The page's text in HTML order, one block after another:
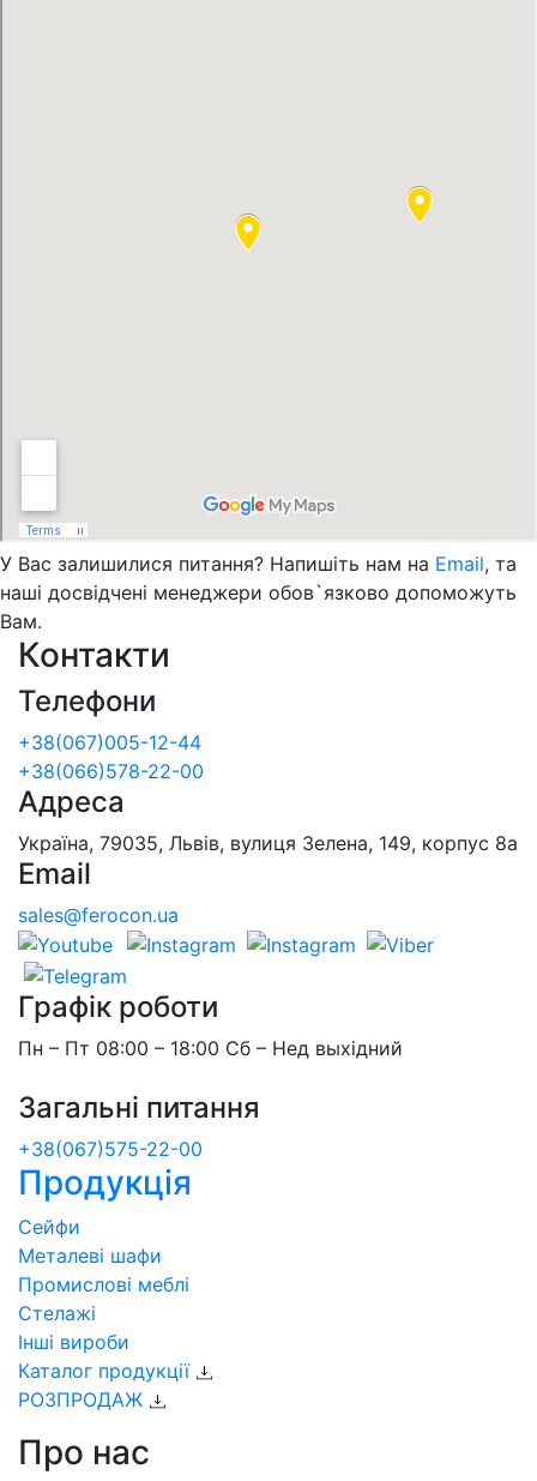
У Вас залишилися питання? Напишіть нам на Email, та
наші досвідчені менеджери обов`язково допоможуть
Вам.
Контакти
Телефони
+38(067)005-12-44
+38(066)578-22-00
Адреса
Україна, 79035, Львів, вулиця Зелена, 149, корпус 8а
Email
sales@ferocon.ua
Графік роботи
Пн – Пт 08:00 – 18:00 Сб – Нед выхідний
Загальні питання
+38(067)575-22-00
Продукція
Сейфи
Металеві шафи
Промислові меблі
Стелажі
Інші вироби
Каталог продукції
РОЗПРОДАЖ
Про нас